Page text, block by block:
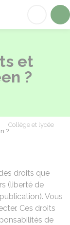
et
?
Collège et lycée
?
droits que
(liberté de
Vous
Ces droits
de